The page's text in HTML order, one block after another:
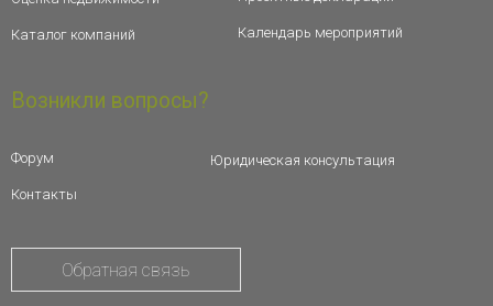
Каталог компаний Календарь мероприятий
Возникли вопросы?
Форум
Контакты
Юридическая консультация
Обратная связь